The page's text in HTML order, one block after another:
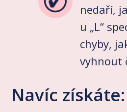
nedaří,
u „L“
chyby,
vyhnout
Navíc získáte: